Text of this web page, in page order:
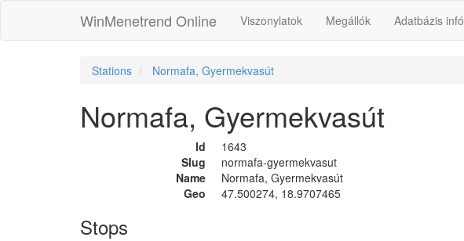
WinMenetrend Online Viszonylatok Megállók Adatbázis infó
Stations Normafa, Gyermekvasút
Normafa, Gyermekvasút
Id
1643
Slug
normafa-gyermekvasut
Name
Normafa, Gyermekvasút
Geo
47.500274, 18.9707465
Stops